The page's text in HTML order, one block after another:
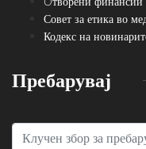
Совет за етика во
Кодекс на
Пребарувај